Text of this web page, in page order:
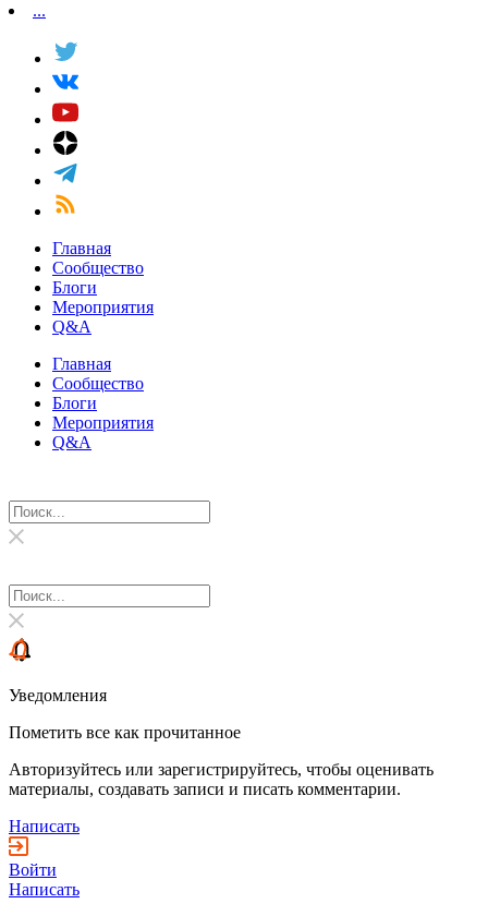
...
Главная
Сообщество
Блоги
Мероприятия
Q&A
Главная
Сообщество
Блоги
Мероприятия
Q&A
Уведомления
Пометить все как прочитанное
Авторизуйтесь или зарегистрируйтесь, чтобы оценивать
материалы, создавать записи и писать комментарии.
Написать
Войти
Написать